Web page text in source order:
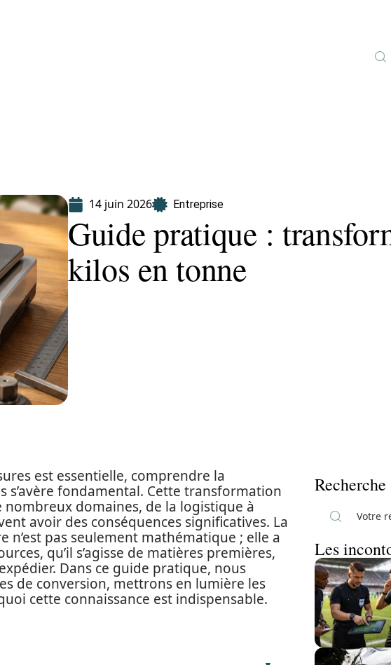
14 juin 2026 Entreprise
Guide pratique :
kilos en tonne
est essentielle, comprendre la
fondamental. Cette transformation
domaines, de la logistique à
avoir des conséquences significatives. La
pas seulement mathématique ; elle a
qu’il s’agisse de matières premières,
Dans ce guide pratique, nous
de conversion, mettrons en lumière les
cette connaissance est indispensable.
Recherche
Les